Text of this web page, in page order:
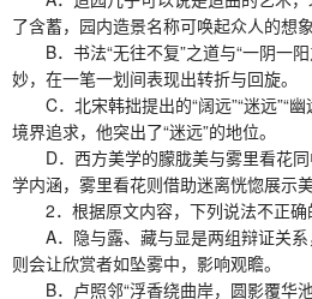
了含蓄，园内造景名称可唤起众人的想象
B．书法“无往不复”之道与“一阴一阳
妙，在一笔一划间表现出转折与回旋。
C．北宋韩拙提出的“阔远”“迷远”“幽
境界追求，他突出了“迷远”的地位。
D．西方美学的朦胧美与雾里看花同
学内涵，雾里看花则借助迷离恍惚展示美
2．根据原文内容，下列说法不正确
A．隐与露、藏与显是两组辩证关系
则会让欣赏者如坠雾中，影响观瞻。
B．卢照邻“浮香绕曲岸，圆影覆华池